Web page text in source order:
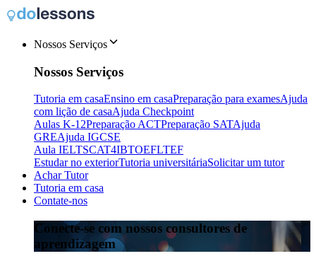
Nossos Serviços
Nossos Serviços
Tutoria em casaEnsino em casaPreparação para examesAjuda
com lição de casaAjuda Checkpoint
Aulas K-12Preparação ACTPreparação SATAjuda
GREAjuda IGCSE
Aula IELTSCAT4IBTOEFLTEF
Estudar no exteriorTutoria universitáriaSolicitar um tutor
Achar Tutor
Tutoria em casa
Contate-nos
Conecte-se com nossos consultores de
aprendizagem